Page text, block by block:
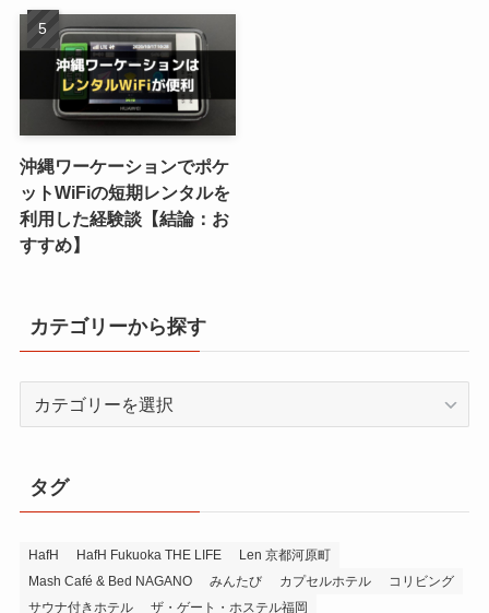
沖縄ワーケーションでポケ
ットWiFiの短期レンタルを
利用した経験談【結論：お
すすめ】
カテゴリーから探す
ー
ら
探
タグ
HafH HafH Fukuoka THE LIFE
Len 京都河原町
Mash Café & Bed NAGANO
みんたび カプセルホテル
コリビング
サウナ付きホテル
ザ・ゲート・ホステル福岡